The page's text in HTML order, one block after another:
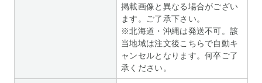
掲載画像と異なる場合がござい
ます。ご了承下さい。
※北海道・沖縄は発送不可。該
当地域は注文後こちらで自動キ
ャンセルとなります。何卒ご了
承ください。